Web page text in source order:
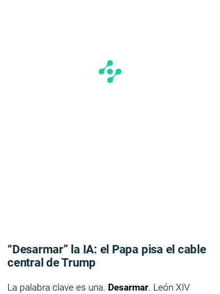
“Desarmar” la IA: el Papa pisa el cable
central de Trump
La palabra clave es una. Desarmar. León XIV